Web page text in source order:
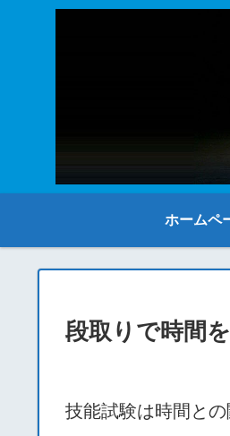
ホームペ
段取りで時間
技能試験は時間と